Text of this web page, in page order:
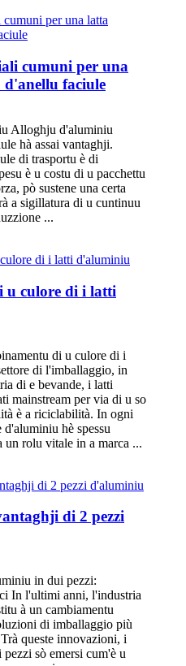
cumuni per una
faciule
Alloghju d'aluminiu
hà assai vantaghji.
di trasportu è di
è u costu di u pacchettu
pò sustene una certa
a sigillatura di u cuntinuu
...
culore di i latti
di u culore di i
di l'imballaggio, in
di e bevande, i latti
mainstream per via di u so
è a riciclabilità. In ogni
hè spessu
un rolu vitale in a marca ...
di 2 pezzi
in dui pezzi:
In l'ultimi anni, l'industria
à un cambiamentu
di imballaggio più
queste innovazioni, i
sò emersi cum'è u